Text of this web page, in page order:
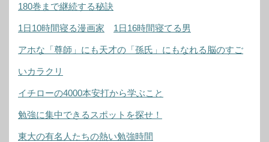
180巻まで継続する秘訣
1日10時間寝る漫画家 1日16時間寝てる男
アホな「尊師」にも天才の「孫氏」にもなれる脳のすご
いカラクリ
イチローの4000本安打から学ぶこと
勉強に集中できるスポットを探せ！
東大の有名人たちの熱い勉強時間